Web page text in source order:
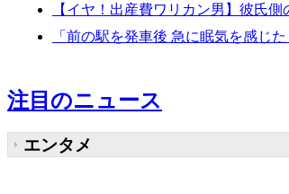
【イヤ！出産費ワリカン男】彼氏
「前の駅を発車後 急に眠気を感じ
注目のニュース
エンタメ